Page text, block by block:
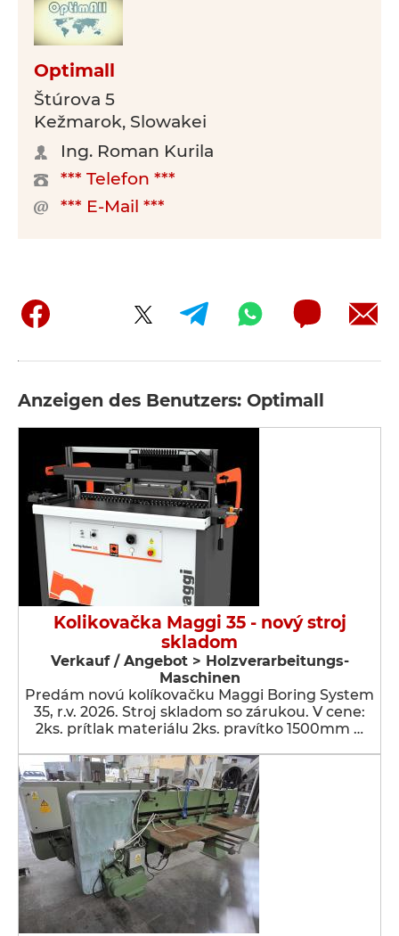
Optimall
Štúrova 5
Kežmarok, Slowakei
Ing. Roman Kurila
*** Telefon ***
*** E-Mail ***
Anzeigen des Benutzers: Optimall
Kolikovačka Maggi 35 - nový stroj
skladom
Verkauf / Angebot > Holzverarbeitungs-
Maschinen
Predám novú kolíkovačku Maggi Boring System
35, r.v. 2026. Stroj skladom so zárukou. V cene:
2ks. prítlak materiálu 2ks. pravítko 1500mm …